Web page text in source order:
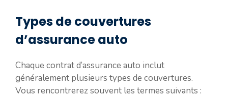
Types de couvertures
d’assurance auto
Chaque contrat d’assurance auto inclut
généralement plusieurs types de couvertures.
Vous rencontrerez souvent les termes suivants :